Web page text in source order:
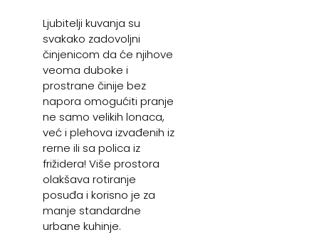
Ljubitelji kuvanja su
svakako zadovoljni
činjenicom da će njihove
veoma duboke i
prostrane činije bez
napora omogućiti pranje
ne samo velikih lonaca,
već i plehova izvađenih iz
rerne ili sa polica iz
frižidera! Više prostora
olakšava rotiranje
posuđa i korisno je za
manje standardne
urbane kuhinje.